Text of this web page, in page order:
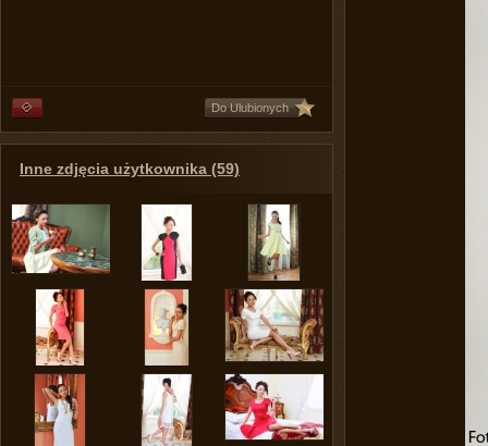
Do Ulubionych
Inne zdjęcia użytkownika (59)